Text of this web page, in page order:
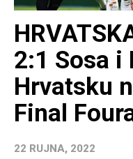
2:1 Sosa i
Hrvatsku
Final
22 RUJNA, 2022